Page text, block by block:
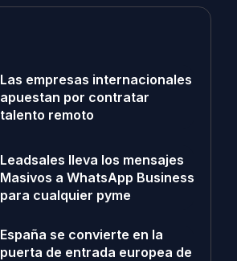
Las empresas internacionales
apuestan por contratar
talento remoto
Leadsales lleva los mensajes
Masivos a WhatsApp Business
para cualquier pyme
España se convierte en la
puerta de entrada europea de